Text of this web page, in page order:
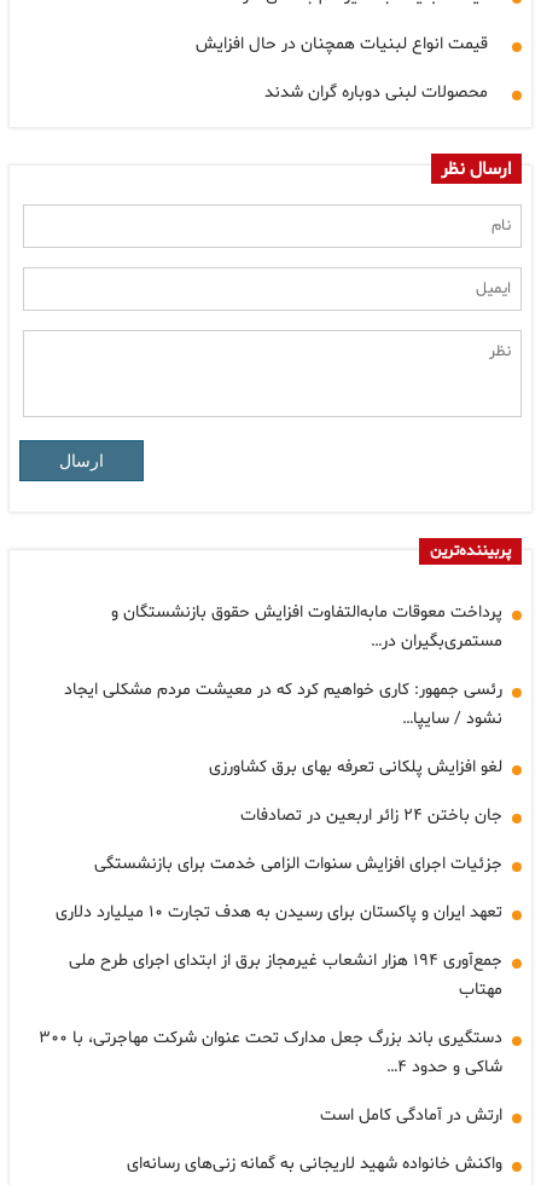
قیمت انواع لبنیات همچنان در حال افزایش
محصولات لبنی دوباره گران شدند
ارسال نظر
ارسال
پربیننده‌ترین
پرداخت معوقات مابه‌التفاوت افزایش حقوق بازنشستگان و
مستمری‌بگیران در…
رئسی جمهور: کاری خواهیم کرد که در معیشت مردم مشکلی ایجاد
نشود / سایپا…
لغو افزایش پلکانی تعرفه بهای برق کشاورزی
جان باختن ۲۴ زائر اربعین در تصادفات
جزئیات اجرای افزایش سنوات الزامی خدمت برای بازنشستگی
تعهد ایران و پاکستان برای رسیدن به هدف تجارت ۱۰ میلیارد دلاری
جمع‌آوری ۱۹۴ هزار انشعاب غیرمجاز برق از ابتدای اجرای طرح ملی
مهتاب
دستگیری باند بزرگ جعل مدارک تحت عنوان شرکت مهاجرتی، با ۳۰۰
شاکی و حدود ۴…
ارتش در آمادگی کامل است
واکنش خانواده شهید لاریجانی به گمانه زنی‌های رسانه‌ای